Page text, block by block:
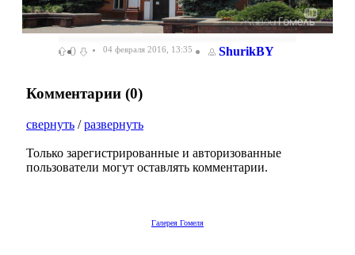
0 04 февраля 2016, 13:35 ShurikBY
Комментарии (0)
свернуть /развернуть
Только зарегистрированные и авторизованные
пользователи могут оставлять комментарии.
Галерея Гомеля